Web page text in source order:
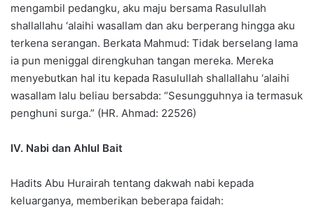
mengambil pedangku, aku maju bersama Rasulullah
shallallahu ‘alaihi wasallam dan aku berperang hingga aku
terkena serangan. Berkata Mahmud: Tidak berselang lama
ia pun meniggal direngkuhan tangan mereka. Mereka
menyebutkan hal itu kepada Rasulullah shallallahu ‘alaihi
wasallam lalu beliau bersabda: “Sesungguhnya ia termasuk
penghuni surga.” (HR. Ahmad: 22526)
IV. Nabi dan Ahlul Bait
Hadits Abu Hurairah tentang dakwah nabi kepada
keluarganya, memberikan beberapa faidah: